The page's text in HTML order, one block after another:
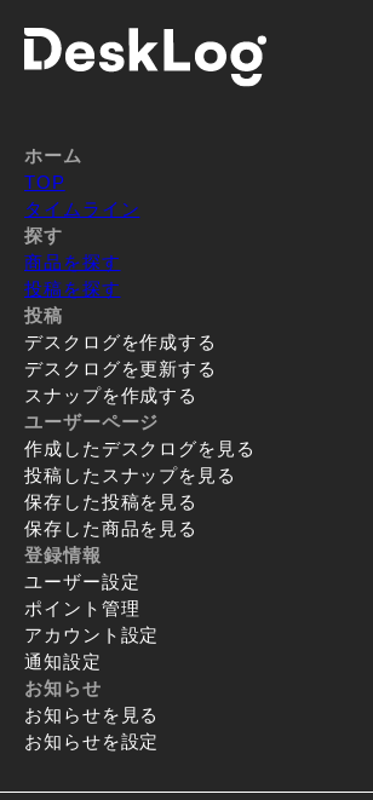
ホーム
TOP
タイムライン
探す
商品を探す
投稿を探す
投稿
デスクログを作成する
デスクログを更新する
スナップを作成する
ユーザーページ
作成したデスクログを見る
投稿したスナップを見る
保存した投稿を見る
保存した商品を見る
登録情報
ユーザー設定
ポイント管理
アカウント設定
通知設定
お知らせ
お知らせを見る
お知らせを設定